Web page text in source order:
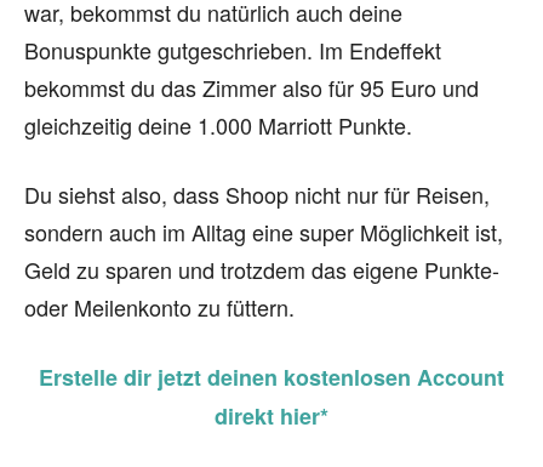
war, bekommst du natürlich auch deine
Bonuspunkte gutgeschrieben. Im Endeffekt
bekommst du das Zimmer also für 95 Euro und
gleichzeitig deine 1.000 Marriott Punkte.
Du siehst also, dass Shoop nicht nur für Reisen,
sondern auch im Alltag eine super Möglichkeit ist,
Geld zu sparen und trotzdem das eigene Punkte-
oder Meilenkonto zu füttern.
Erstelle dir jetzt deinen kostenlosen Account
direkt hier*